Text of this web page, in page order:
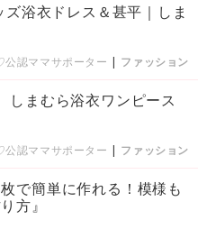
ズ浴衣ドレス＆甚平｜しま
認ママサポーター | ファッション
しまむら浴衣ワンピース
認ママサポーター | ファッション
で簡単に作れる！模様も
方』